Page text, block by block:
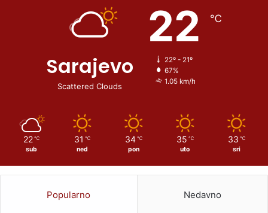
Sarajevo
Scattered Clouds
22 ℃
22º - 21º
67%
1.05 km/h
22 ℃
sub
31 ℃
ned
34 ℃
pon
35 ℃
uto
33 ℃
sri
Popularno Nedavno